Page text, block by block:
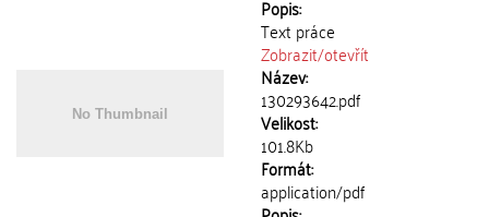
Popis:
Text práce
Zobrazit/otevřít
Název:
130293642.pdf
Velikost:
101.8Kb
Formát:
application/pdf